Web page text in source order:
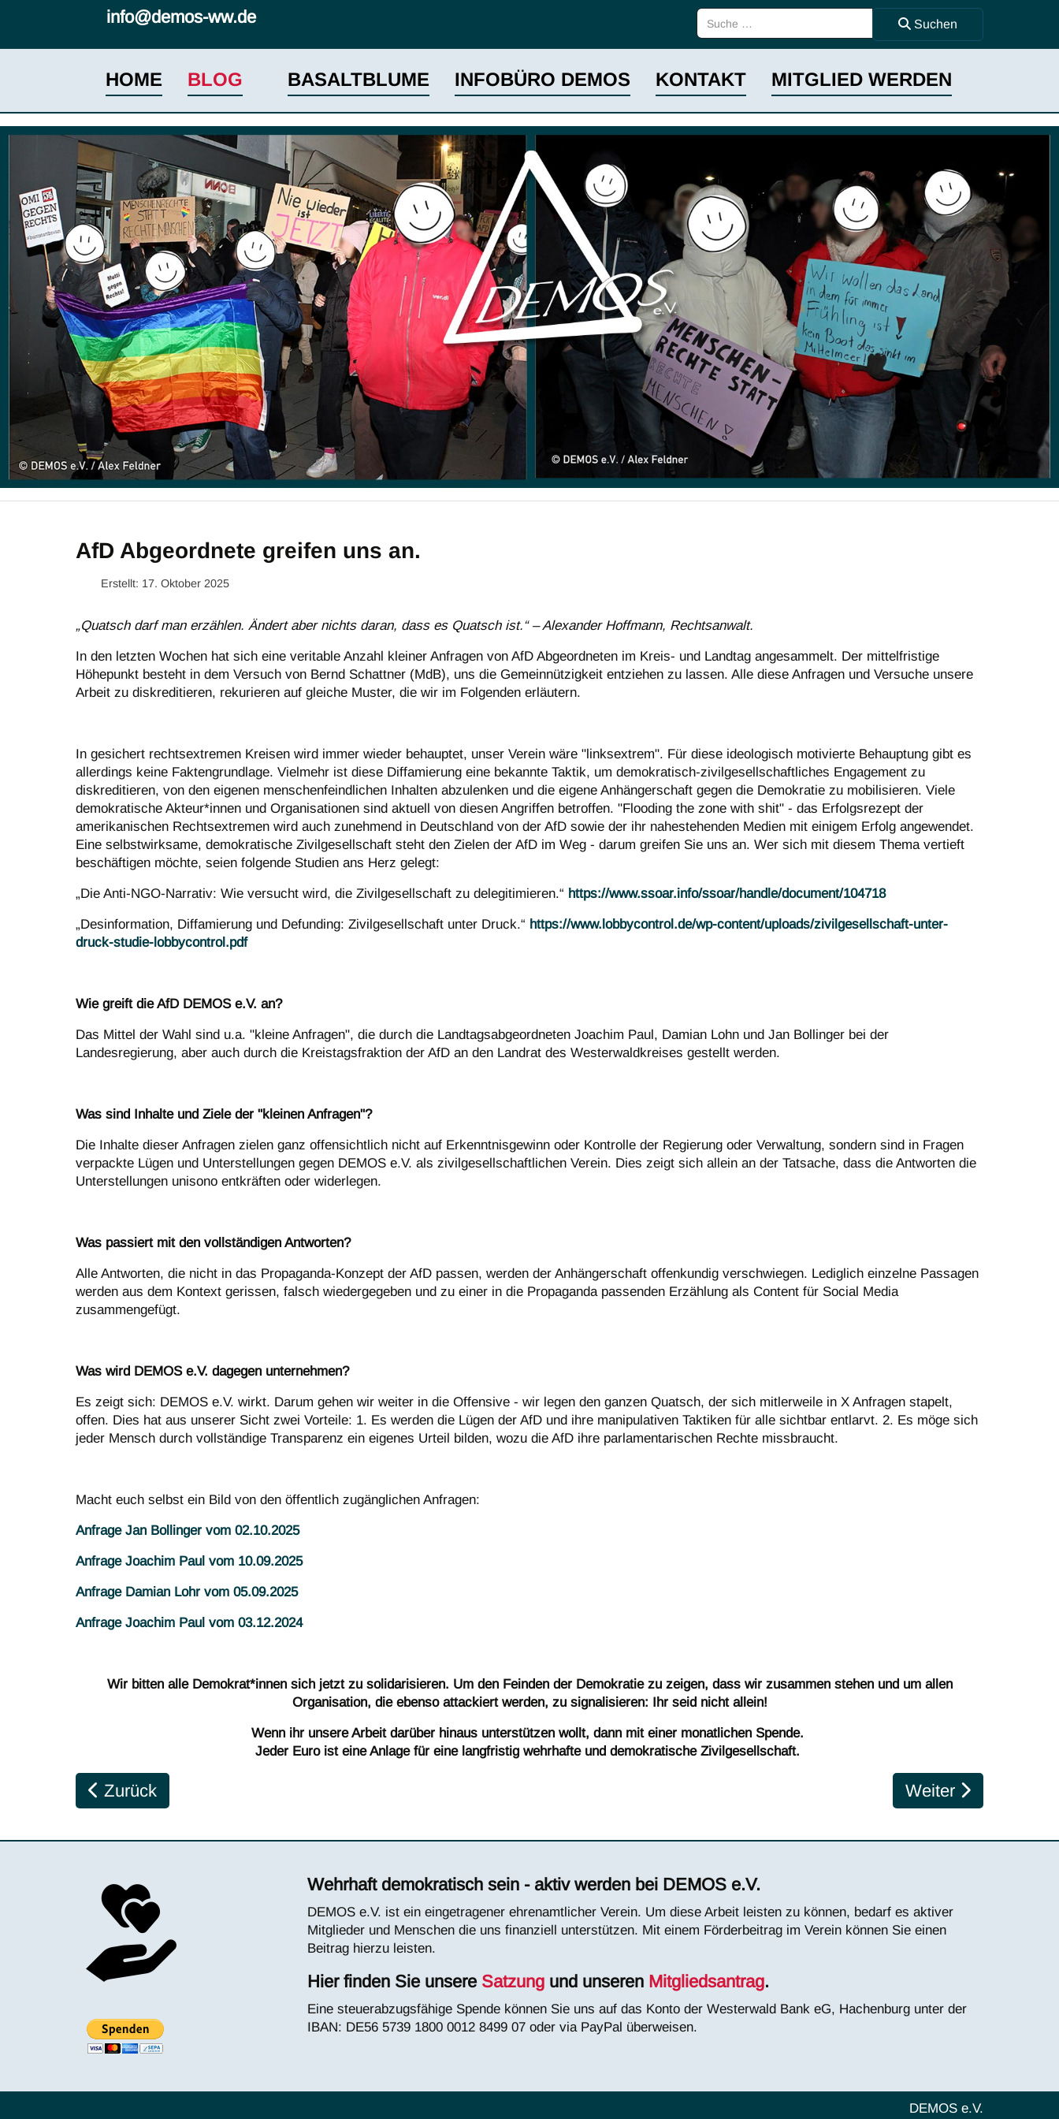
info@demos-ww.de Suchen ...
Suchen
HOME BLOG BASALTBLUME INFOBÜRO DEMOS KONTAKT MITGLIED WERDEN
AfD Abgeordnete greifen uns an.
Erstellt: 17. Oktober 2025
„Quatsch darf man erzählen. Ändert aber nichts daran, dass es Quatsch ist.“ – Alexander Hoffmann, Rechtsanwalt.
In den letzten Wochen hat sich eine veritable Anzahl kleiner Anfragen von AfD Abgeordneten im Kreis- und Landtag angesammelt. Der mittelfristige
Höhepunkt besteht in dem Versuch von Bernd Schattner (MdB), uns die Gemeinnützigkeit entziehen zu lassen. Alle diese Anfragen und Versuche unsere
Arbeit zu diskreditieren, rekurieren auf gleiche Muster, die wir im Folgenden erläutern.
In gesichert rechtsextremen Kreisen wird immer wieder behauptet, unser Verein wäre "linksextrem". Für diese ideologisch motivierte Behauptung gibt es
allerdings keine Faktengrundlage. Vielmehr ist diese Diffamierung eine bekannte Taktik, um demokratisch-zivilgesellschaftliches Engagement zu
diskreditieren, von den eigenen menschenfeindlichen Inhalten abzulenken und die eigene Anhängerschaft gegen die Demokratie zu mobilisieren. Viele
demokratische Akteur*innen und Organisationen sind aktuell von diesen Angriffen betroffen. "Flooding the zone with shit" - das Erfolgsrezept der
amerikanischen Rechtsextremen wird auch zunehmend in Deutschland von der AfD sowie der ihr nahestehenden Medien mit einigem Erfolg angewendet.
Eine selbstwirksame, demokratische Zivilgesellschaft steht den Zielen der AfD im Weg - darum greifen Sie uns an. Wer sich mit diesem Thema vertieft
beschäftigen möchte, seien folgende Studien ans Herz gelegt:
„Die Anti-NGO-Narrativ: Wie versucht wird, die Zivilgesellschaft zu delegitimieren.“ https://www.ssoar.info/ssoar/handle/document/104718
„Desinformation, Diffamierung und Defunding: Zivilgesellschaft unter Druck.“ https://www.lobbycontrol.de/wp-content/uploads/zivilgesellschaft-unter-
druck-studie-lobbycontrol.pdf
Wie greift die AfD DEMOS e.V. an?
Das Mittel der Wahl sind u.a. "kleine Anfragen", die durch die Landtagsabgeordneten Joachim Paul, Damian Lohn und Jan Bollinger bei der
Landesregierung, aber auch durch die Kreistagsfraktion der AfD an den Landrat des Westerwaldkreises gestellt werden.
Was sind Inhalte und Ziele der "kleinen Anfragen"?
Die Inhalte dieser Anfragen zielen ganz offensichtlich nicht auf Erkenntnisgewinn oder Kontrolle der Regierung oder Verwaltung, sondern sind in Fragen
verpackte Lügen und Unterstellungen gegen DEMOS e.V. als zivilgesellschaftlichen Verein. Dies zeigt sich allein an der Tatsache, dass die Antworten die
Unterstellungen unisono entkräften oder widerlegen.
Was passiert mit den vollständigen Antworten?
Alle Antworten, die nicht in das Propaganda-Konzept der AfD passen, werden der Anhängerschaft offenkundig verschwiegen. Lediglich einzelne Passagen
werden aus dem Kontext gerissen, falsch wiedergegeben und zu einer in die Propaganda passenden Erzählung als Content für Social Media
zusammengefügt.
Was wird DEMOS e.V. dagegen unternehmen?
Es zeigt sich: DEMOS e.V. wirkt. Darum gehen wir weiter in die Offensive - wir legen den ganzen Quatsch, der sich mitlerweile in X Anfragen stapelt,
offen. Dies hat aus unserer Sicht zwei Vorteile: 1. Es werden die Lügen der AfD und ihre manipulativen Taktiken für alle sichtbar entlarvt. 2. Es möge sich
jeder Mensch durch vollständige Transparenz ein eigenes Urteil bilden, wozu die AfD ihre parlamentarischen Rechte missbraucht.
Macht euch selbst ein Bild von den öffentlich zugänglichen Anfragen:
Anfrage Jan Bollinger vom 02.10.2025
Anfrage Joachim Paul vom 10.09.2025
Anfrage Damian Lohr vom 05.09.2025
Anfrage Joachim Paul vom 03.12.2024
Wir bitten alle Demokrat*innen sich jetzt zu solidarisieren. Um den Feinden der Demokratie zu zeigen, dass wir zusammen stehen und um allen
Organisation, die ebenso attackiert werden, zu signalisieren: Ihr seid nicht allein!
Wenn ihr unsere Arbeit darüber hinaus unterstützen wollt, dann mit einer monatlichen Spende.
Jeder Euro ist eine Anlage für eine langfristig wehrhafte und demokratische Zivilgesellschaft.
Vorheriger Beitrag: Hassfabrik Inside
Zurück Nächster Beitrag:
Weiter
Wehrhaft demokratisch sein - aktiv werden bei DEMOS e.V.
DEMOS e.V. ist ein eingetragener ehrenamtlicher Verein. Um diese Arbeit leisten zu können, bedarf es aktiver
Mitglieder und Menschen die uns finanziell unterstützen. Mit einem Förderbeitrag im Verein können Sie einen
Beitrag hierzu leisten.
Hier finden Sie unsere Satzung und unseren Mitgliedsantrag.
Eine steuerabzugsfähige Spende können Sie uns auf das Konto der Westerwald Bank eG, Hachenburg unter der
IBAN: DE56 5739 1800 0012 8499 07 oder via PayPal überweisen.
DEMOS e.V.